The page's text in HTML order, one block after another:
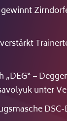
„DEG“ –
unter